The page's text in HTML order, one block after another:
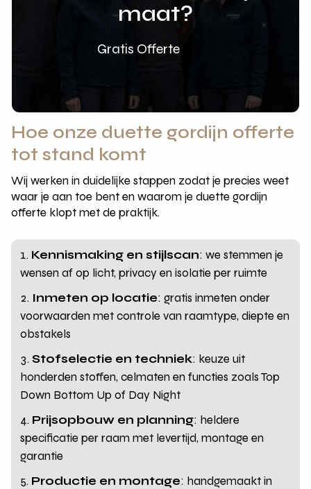
maat?
Gratis Offerte
Hoe onze duette gordijn offerte
tot stand komt
Wij werken in duidelijke stappen zodat je precies weet
waar je aan toe bent en waarom je duette gordijn
offerte klopt met de praktijk.
Kennismaking en stijlscan: we stemmen je
wensen af op licht, privacy en isolatie per ruimte
Inmeten op locatie: gratis inmeten onder
voorwaarden met controle van raamtype, diepte en
obstakels
Stofselectie en techniek: keuze uit
honderden stoffen, celmaten en functies zoals Top
Down Bottom Up of Day Night
Prijsopbouw en planning: heldere
specificatie per raam met levertijd, montage en
garantie
Productie en montage: handgemaakt in